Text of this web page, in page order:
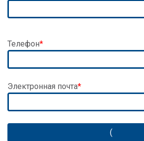
Телефон
Электронная почта